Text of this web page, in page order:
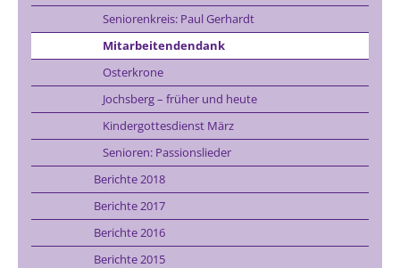
Seniorenkreis: Paul Gerhardt
Mitarbeitendendank
Osterkrone
Jochsberg – früher und heute
Kindergottesdienst März
Senioren: Passionslieder
Berichte 2018
Berichte 2017
Berichte 2016
Berichte 2015